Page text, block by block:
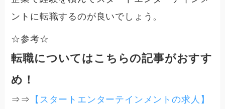
ントに転職するのが良いでしょう。
☆参考☆
転職についてはこちらの記事がおすす
め！
⇒⇒
【スタートエンターテインメントの求人】